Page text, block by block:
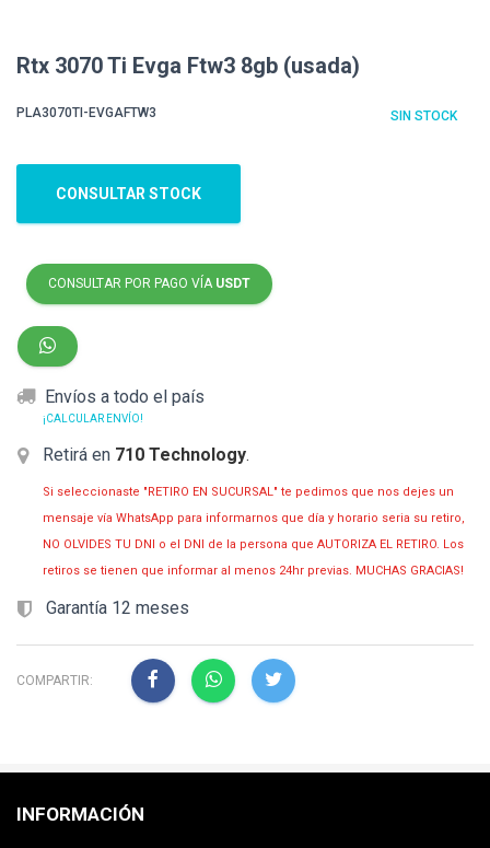
Rtx 3070 Ti Evga Ftw3 8gb (usada)
PLA3070TI-EVGAFTW3 SIN STOCK
CONSULTAR STOCK
CONSULTAR POR PAGO VÍA USDT
Envíos a todo el país
¡CALCULAR ENVÍO!
Retirá en 710 Technology.
Si seleccionaste "RETIRO EN SUCURSAL" te pedimos que nos dejes un
mensaje vía WhatsApp para informarnos que día y horario seria su retiro,
NO OLVIDES TU DNI o el DNI de la persona que AUTORIZA EL RETIRO. Los
retiros se tienen que informar al menos 24hr previas. MUCHAS GRACIAS!
Garantía 12 meses
COMPARTIR:
INFORMACIÓN